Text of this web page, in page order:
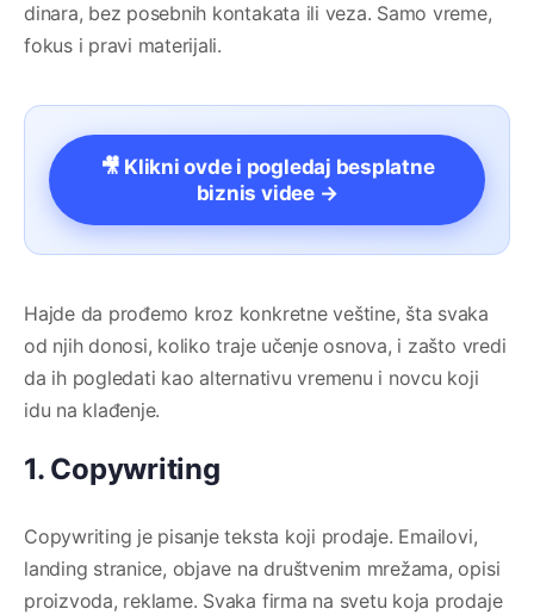
dinara, bez posebnih kontakata ili veza. Samo vreme,
fokus i pravi materijali.
🎥 Klikni ovde i pogledaj besplatne
biznis videe →
Hajde da prođemo kroz konkretne veštine, šta svaka
od njih donosi, koliko traje učenje osnova, i zašto vredi
da ih pogledati kao alternativu vremenu i novcu koji
idu na klađenje.
1. Copywriting
Copywriting je pisanje teksta koji prodaje. Emailovi,
landing stranice, objave na društvenim mrežama, opisi
proizvoda, reklame. Svaka firma na svetu koja prodaje